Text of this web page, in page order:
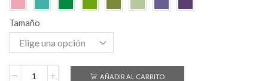
Tamaño
AÑADIR AL CARRITO